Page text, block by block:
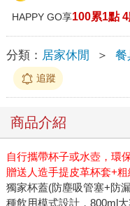
HAPPY GO享100累1點
分類： 居家休閒 ＞ 餐
追蹤
商品介紹
自行攜帶杯子或水壺，環
贈送人造手提皮革杯套+
獨家杯蓋(防塵吸管塞+防
種飲用模式設計，800ml